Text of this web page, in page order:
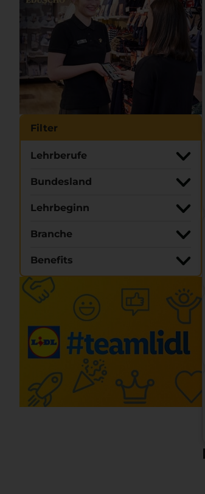
Filter
Lehrberufe
Bundesland
Lehrbeginn
Branche
Benefits